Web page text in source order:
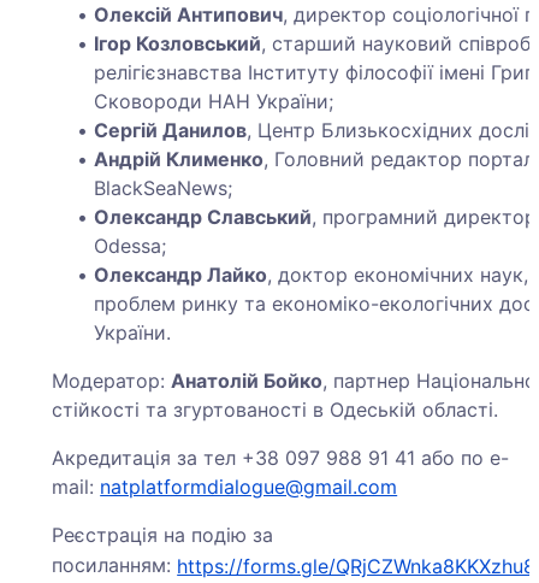
Олексій Антипович, директор соціологічної
Ігор Козловський, старший науковий
релігієзнавства Інституту філософії імені
Сковороди НАН України;
Сергій Данилов, Центр Близькосхідних
Андрій Клименко, Головний редактор
BlackSeaNews;
Олександр Славський, програмний
Odessa;
Олександр Лайко, доктор економічних наук,
проблем ринку та економіко-екологічних
України.
Модератор:Анатолій Бойко, партнер
стійкості та згуртованості в Одеській області.
Акредитація за тел +38 097 988 91 41 або по e-
mail: natplatformdialogue@gmail.com
Реєстрація на подію за
посиланням: https://forms.gle/QRjCZWnka8KKXzhu8